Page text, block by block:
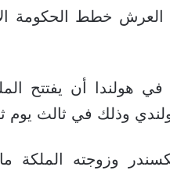
خطط الحكومة
هولندا أن يفتتح
وذلك في ثالث
وزوجته الملكة